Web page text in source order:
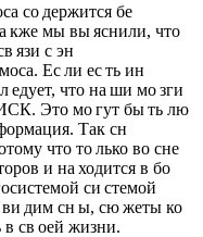
со держится бе
кже мы вы яснили, что
язи с эн
Ес ли ес ть ин
едует, что на ши мо зги
Это мо гут бы ть лю
Так сн
что то лько во сне
и на ходится в бо
си стемой
ви дим сн ы, сю жеты ко
св оей жизни.